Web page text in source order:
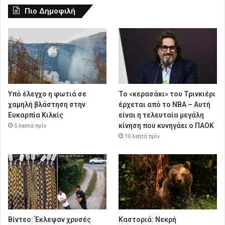
Πιο Δημοφιλή
Υπό έλεγχο η φωτιά σε
χαμηλή βλάστηση στην
Ευκαρπία Κιλκίς
5 λεπτά πρίν
Το «κερασάκι» του Τρινκιέρι
έρχεται από το NBA – Αυτή
είναι η τελευταία μεγάλη
κίνηση που κυνηγάει ο ΠΑΟΚ
10 λεπτά πρίν
Βίντεο: Έκλεψαν χρυσές
Καστοριά: Νεκρή